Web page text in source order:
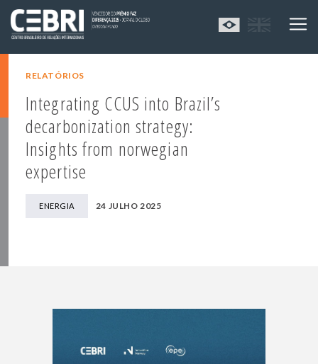
RELATÓRIOS
Integrating CCUS into Brazil’s
decarbonization strategy:
Insights from norwegian
expertise
ENERGIA 24 JULHO 2025